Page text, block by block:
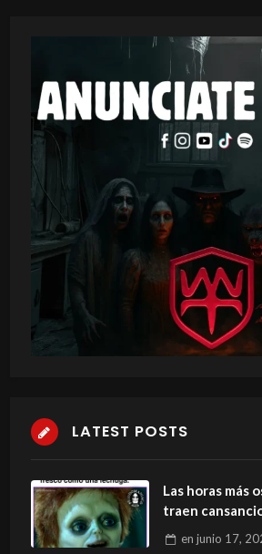
LATEST POSTS
Las horas más
traen
en junio 17,